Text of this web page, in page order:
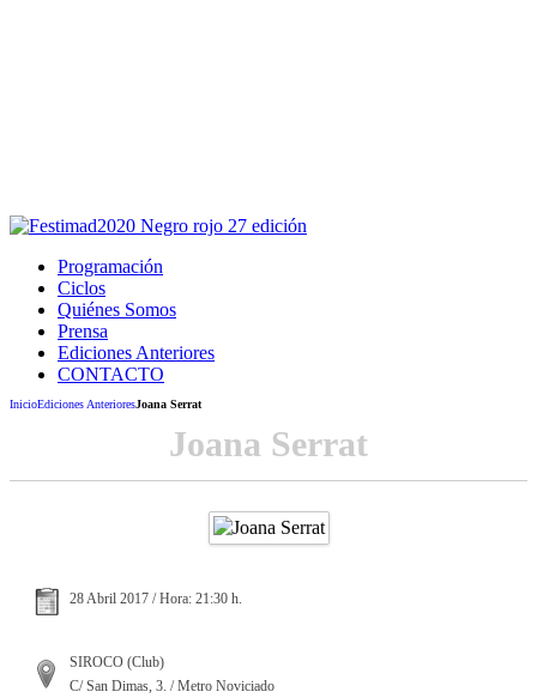
Programación
Ciclos
Quiénes Somos
Prensa
Ediciones Anteriores
CONTACTO
InicioEdiciones AnterioresJoana Serrat
Joana Serrat
28 Abril 2017 / Hora: 21:30 h.
SIROCO (Club)
C/ San Dimas, 3. / Metro Noviciado